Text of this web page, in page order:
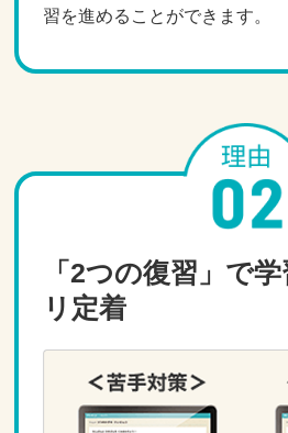
習を進めることができます。
「2つの復習」で
リ定着